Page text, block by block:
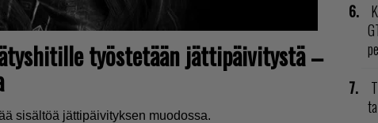
työstetään jättipäivitystä –
sisältöä jättipäivityksen muodossa.